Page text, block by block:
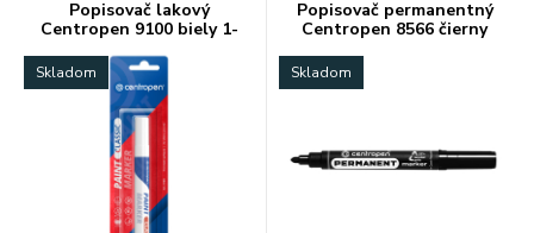
Popisovač lakový
Centropen 9100 biely 1-
Skladom
Popisovač permanentný
Centropen 8566 čierny
Skladom